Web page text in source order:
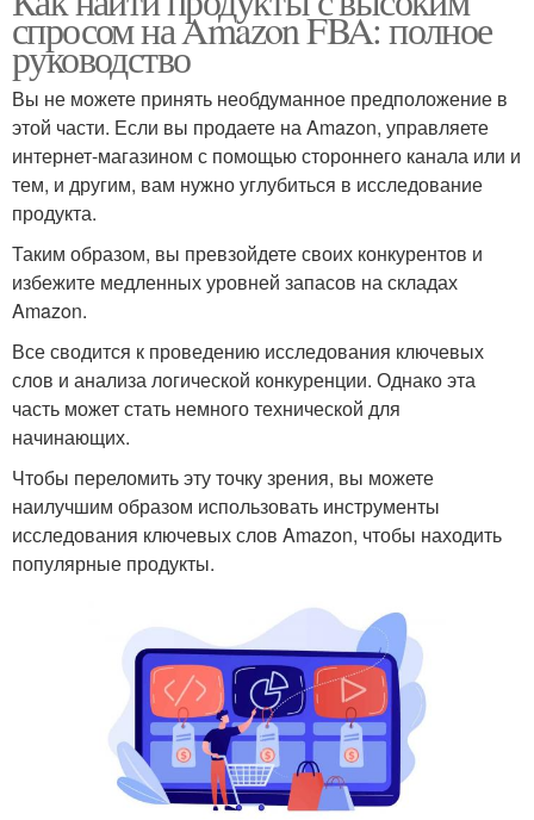
спросом на Amazon FBA: полное
руководство
Вы не можете принять необдуманное предположение в
этой части. Если вы продаете на Amazon, управляете
интернет-магазином с помощью стороннего канала или и
тем, и другим, вам нужно углубиться в исследование
продукта.
Таким образом, вы превзойдете своих конкурентов и
избежите медленных уровней запасов на складах
Amazon.
Все сводится к проведению исследования ключевых
слов и анализа логической конкуренции. Однако эта
часть может стать немного технической для
начинающих.
Чтобы переломить эту точку зрения, вы можете
наилучшим образом использовать инструменты
исследования ключевых слов Amazon, чтобы находить
популярные продукты.